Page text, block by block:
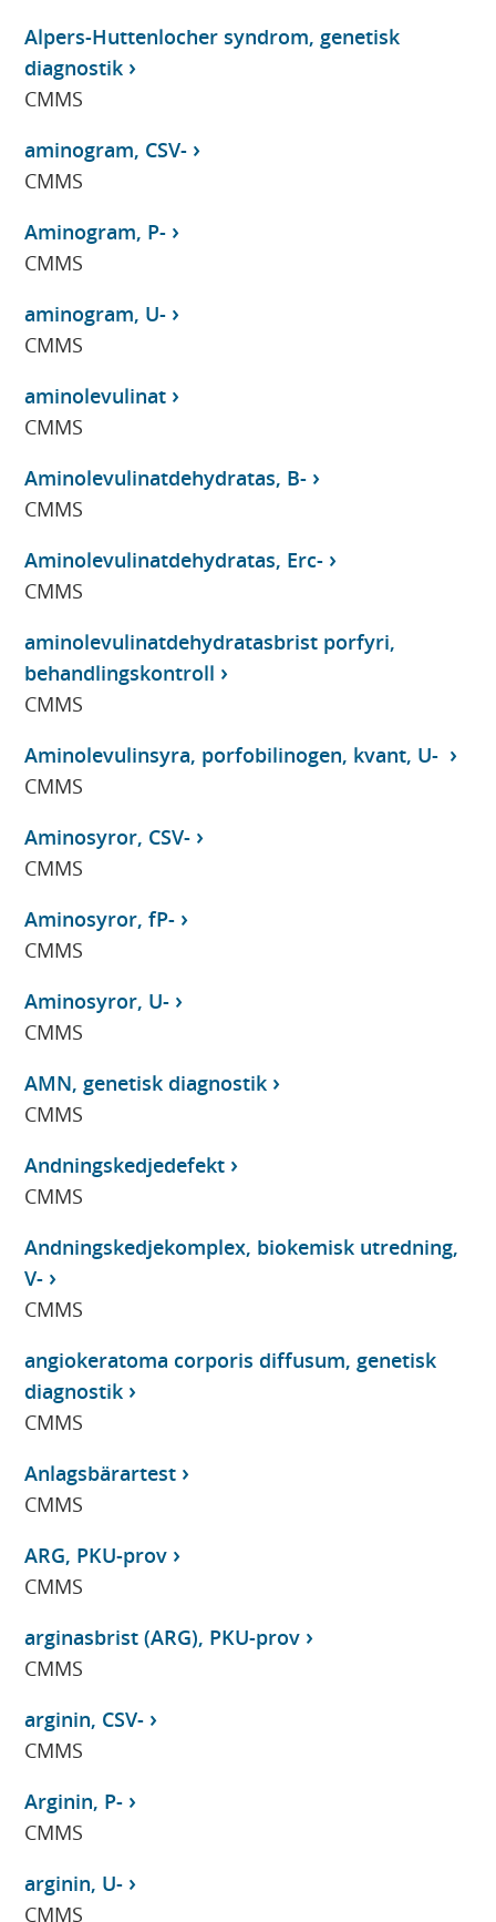
Alpers-Huttenlocher syndrom, genetisk
diagnostik
CMMS
aminogram, CSV-
CMMS
Aminogram, P-
CMMS
aminogram, U-
CMMS
aminolevulinat
CMMS
Aminolevulinatdehydratas, B-
CMMS
Aminolevulinatdehydratas, Erc-
CMMS
aminolevulinatdehydratasbrist porfyri,
behandlingskontroll
CMMS
Aminolevulinsyra, porfobilinogen, kvant, U-
CMMS
Aminosyror, CSV-
CMMS
Aminosyror, fP-
CMMS
Aminosyror, U-
CMMS
AMN, genetisk diagnostik
CMMS
Andningskedjedefekt
CMMS
Andningskedjekomplex, biokemisk utredning,
V-
CMMS
angiokeratoma corporis diffusum, genetisk
diagnostik
CMMS
Anlagsbärartest
CMMS
ARG, PKU-prov
CMMS
arginasbrist (ARG), PKU-prov
CMMS
arginin, CSV-
CMMS
Arginin, P-
CMMS
arginin, U-
CMMS